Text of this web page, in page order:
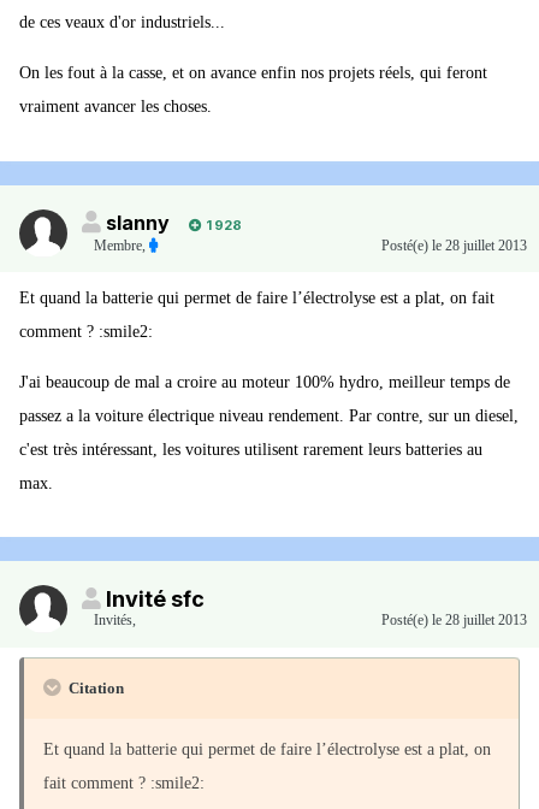
de ces veaux d'or industriels...
On les fout à la casse, et on avance enfin nos projets réels, qui feront
vraiment avancer les choses.
slanny
1 928
Membre
Posté(e) le 28 juillet 2013
Et quand la batterie qui permet de faire l’électrolyse est a plat, on fait
comment ? :smile2:
J'ai beaucoup de mal a croire au moteur 100% hydro, meilleur temps de
passez a la voiture électrique niveau rendement. Par contre, sur un diesel,
c'est très intéressant, les voitures utilisent rarement leurs batteries au
max.
Invité sfc
Invités Posté(e) le 28 juillet 2013
Citation
Et quand la batterie qui permet de faire l’électrolyse est a plat, on
fait comment ? :smile2: